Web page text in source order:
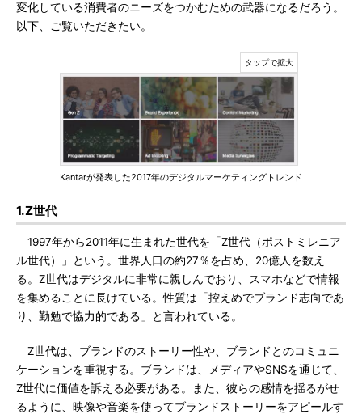
変化している消費者のニーズをつかむための武器になるだろう。
以下、ご覧いただきたい。
Kantarが発表した2017年のデジタルマーケティングトレンド
1.Z世代
1997年から2011年に生まれた世代を「Z世代（ポストミレニア
ル世代）」という。世界人口の約27％を占め、20億人を数え
る。Z世代はデジタルに非常に親しんでおり、スマホなどで情報
を集めることに長けている。性質は「控えめでブランド志向であ
り、勤勉で協力的である」と言われている。
Z世代は、ブランドのストーリー性や、ブランドとのコミュニ
ケーションを重視する。ブランドは、メディアやSNSを通じて、
Z世代に価値を訴える必要がある。また、彼らの感情を揺るがせ
るように、映像や音楽を使ってブランドストーリーをアピールす